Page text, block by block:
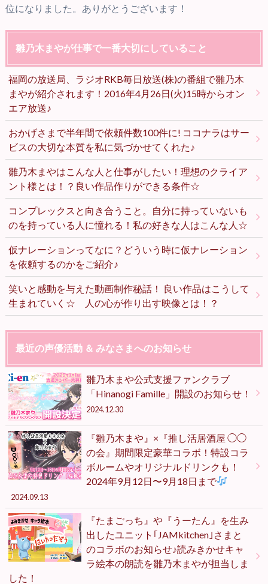
位になりました。ありがとうございます！
雛乃木まやが仕事で一番大切にしていること
福岡の放送局、ラジオRKB毎日放送(株)の番組で雛乃木
まやが紹介されます！2016年4月26日(火)15時からオン
エア放送♪
おかげさまで半年間で依頼件数100件に! ココナラはサー
ビスの大切な本質を私に気づかせてくれた♪
雛乃木まやはこんな人と仕事がしたい！理想のクライア
ント様とは！？良い作品作りができる条件☆
コンプレックスと向き合うこと。自分に持っていないも
のを持っている人に憧れる！私の好きな人はこんな人☆
仮ナレーションってなに？どういう時に仮ナレーション
を依頼するのかをご紹介♪
笑いと感動を与えた動画制作秘話！ 良い作品はこうして
生まれていく☆ 人の心が作り出す映像とは！？
最近の声優活動 ＆ みなさまへのお知らせ
雛乃木まや公式支援ファンクラブ
「Hinanogi Famille」開設のお知らせ！
2024.12.30
『雛乃木まや』×『推し活居酒屋 ◯◯
の会』期間限定豪華コラボ！特設コラ
ボルームやオリジナルドリンクも！
2024年9月12日〜9月18日まで
2024.09.13
『たまごっち』や『うーたん』を生み
出したユニット｢JAMkitchen｣さまと
のコラボのお知らせ♪読みきかせキャ
ラ絵本の朗読を雛乃木まやが担当しま
した！